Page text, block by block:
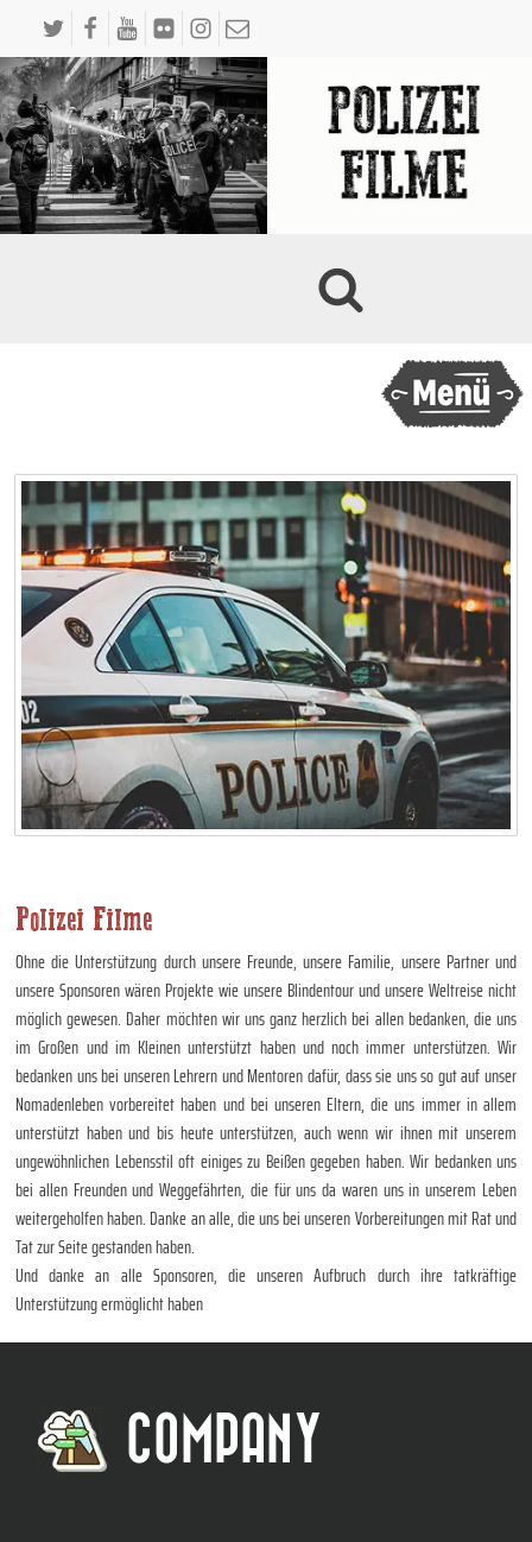
Polizei Filme
Ohne die Unterstützung durch unsere Freunde, unsere Familie, unsere Partner und
unsere Sponsoren wären Projekte wie unsere Blindentour und unsere Weltreise nicht
möglich gewesen. Daher möchten wir uns ganz herzlich bei allen bedanken, die uns
im Großen und im Kleinen unterstützt haben und noch immer unterstützen. Wir
bedanken uns bei unseren Lehrern und Mentoren dafür, dass sie uns so gut auf unser
Nomadenleben vorbereitet haben und bei unseren Eltern, die uns immer in allem
unterstützt haben und bis heute unterstützen, auch wenn wir ihnen mit unserem
ungewöhnlichen Lebensstil oft einiges zu Beißen gegeben haben. Wir bedanken uns
bei allen Freunden und Weggefährten, die für uns da waren uns in unserem Leben
weitergeholfen haben. Danke an alle, die uns bei unseren Vorbereitungen mit Rat und
Tat zur Seite gestanden haben.
Und danke an alle Sponsoren, die unseren Aufbruch durch ihre tatkräftige
Unterstützung ermöglicht haben
COMPANY